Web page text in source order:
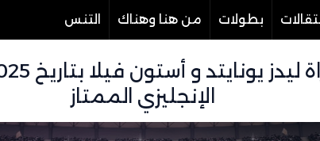
بطولات من هنا وهناك التنس
الإنجليزي الممتاز